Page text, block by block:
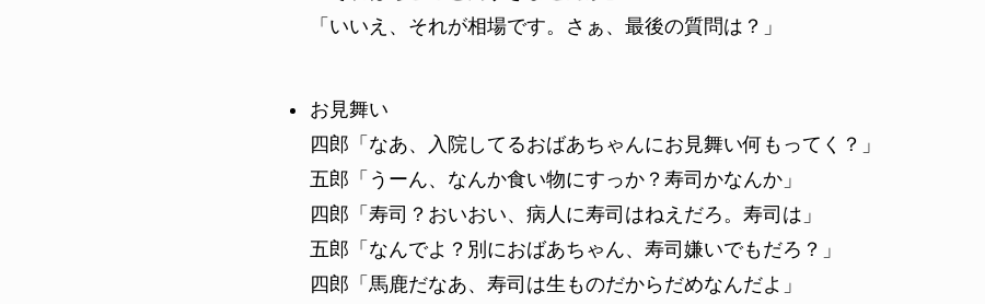
「いいえ、それが相場です。さぁ、最後の質問は？」
お見舞い
四郎「なあ、入院してるおばあちゃんにお見舞い何もってく？」
五郎「うーん、なんか食い物にすっか？寿司かなんか」
四郎「寿司？おいおい、病人に寿司はねえだろ。寿司は」
五郎「なんでよ？別におばあちゃん、寿司嫌いでもだろ？」
四郎「馬鹿だなあ、寿司は生ものだからだめなんだよ」